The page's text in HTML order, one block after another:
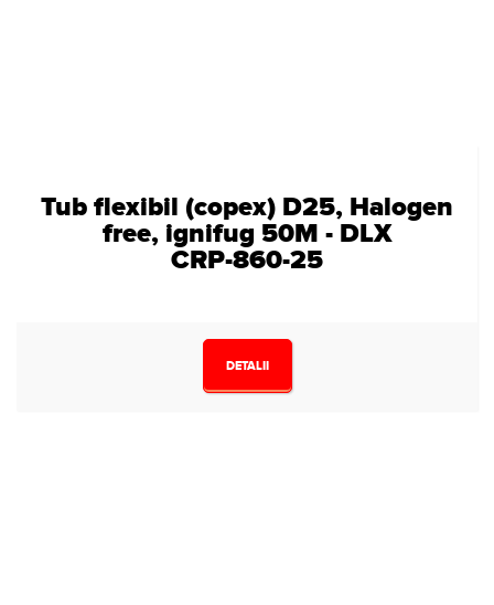
Tub flexibil (copex) D25, Halogen
free, ignifug 50M - DLX
CRP-860-25
DETALII